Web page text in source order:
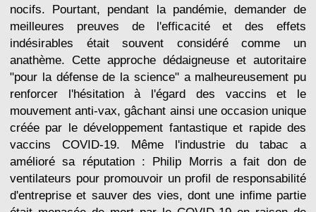
nocifs. Pourtant, pendant la pandémie, demander de
meilleures preuves de l'efficacité et des effets
indésirables était souvent considéré comme un
anathème. Cette approche dédaigneuse et autoritaire
"pour la défense de la science" a malheureusement pu
renforcer l'hésitation à l'égard des vaccins et le
mouvement anti-vax, gâchant ainsi une occasion unique
créée par le développement fantastique et rapide des
vaccins COVID-19. Même l'industrie du tabac a
amélioré sa réputation : Philip Morris a fait don de
ventilateurs pour promouvoir un profil de responsabilité
d'entreprise et sauver des vies, dont une infime partie